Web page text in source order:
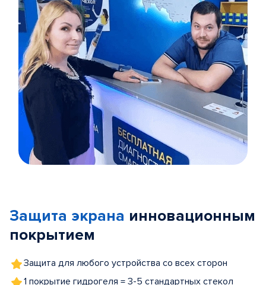
5
Защита экрана инновационным
покрытием
Защита для любого устройства со всех сторон
1 покрытие гидрогеля = 3-5 стандартных стекол